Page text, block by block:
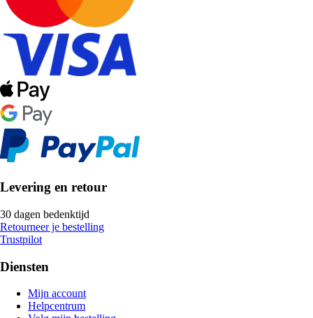
Levering en retour
30 dagen bedenktijd
Retourneer je bestelling
Trustpilot
Diensten
Mijn account
Helpcentrum